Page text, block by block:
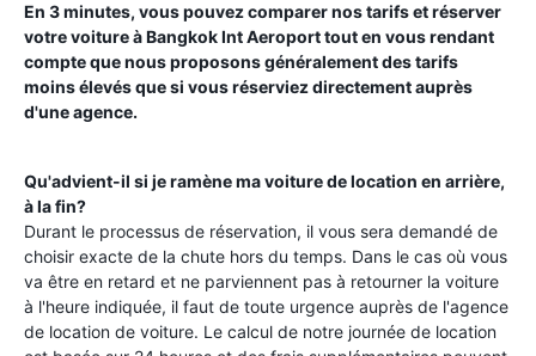
En 3 minutes, vous pouvez comparer nos tarifs et réserver
votre voiture àBangkok Int Aeroporttout en vous rendant
compte que nous proposons généralement des tarifs
moins élevés que si vous réserviez directement auprès
d'une agence.
Qu'advient-il si je ramène ma voiture de location en arrière,
à la fin?
Durant le processus de réservation, il vous sera demandé de
choisir exacte de la chute hors du temps. Dans le cas où vous
va être en retard et ne parviennent pas à retourner la voiture
à l'heure indiquée, il faut de toute urgence auprès de l'agence
de location de voiture. Le calcul de notre journée de location